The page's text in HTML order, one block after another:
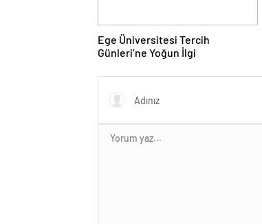
Ege Üniversitesi Tercih
Günleri’ne Yoğun İlgi